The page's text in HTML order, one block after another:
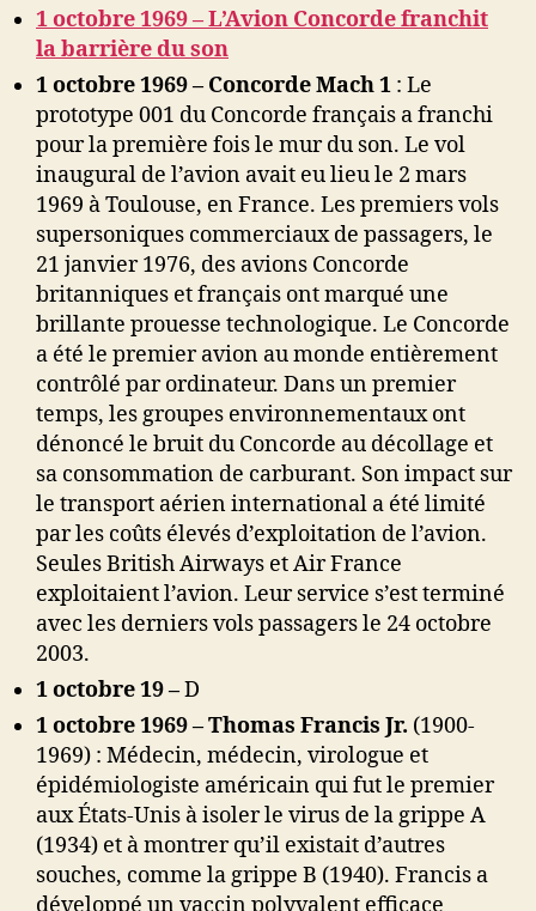
1 octobre 1969 – L’Avion Concorde franchit
la barrière du son
1 octobre 1969 – Concorde Mach 1 : Le
prototype 001 du Concorde français a franchi
pour la première fois le mur du son. Le vol
inaugural de l’avion avait eu lieu le 2 mars
1969 à Toulouse, en France. Les premiers vols
supersoniques commerciaux de passagers, le
21 janvier 1976, des avions Concorde
britanniques et français ont marqué une
brillante prouesse technologique. Le Concorde
a été le premier avion au monde entièrement
contrôlé par ordinateur. Dans un premier
temps, les groupes environnementaux ont
dénoncé le bruit du Concorde au décollage et
sa consommation de carburant. Son impact sur
le transport aérien international a été limité
par les coûts élevés d’exploitation de l’avion.
Seules British Airways et Air France
exploitaient l’avion. Leur service s’est terminé
avec les derniers vols passagers le 24 octobre
2003.
1 octobre 19–D
1 octobre 1969– Thomas Francis Jr. (1900-
1969) : Médecin, médecin, virologue et
épidémiologiste américain qui fut le premier
aux États-Unis à isoler le virus de la grippe A
(1934) et à montrer qu’il existait d’autres
souches, comme la grippe B (1940). Francis a